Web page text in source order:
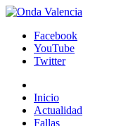
Facebook
YouTube
Twitter
Inicio
Actualidad
Fallas